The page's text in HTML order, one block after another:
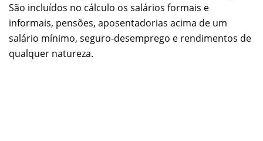
São incluídos no cálculo os salários formais e
informais, pensões, aposentadorias acima de um
salário mínimo, seguro-desemprego e rendimentos de
qualquer natureza.